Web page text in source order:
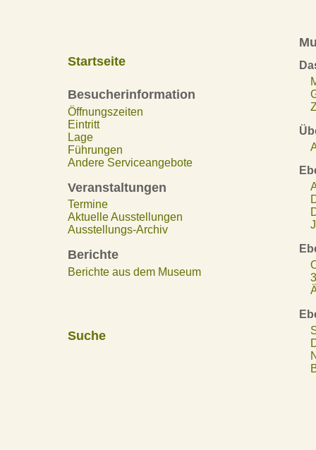
Startseite
Besucherinformation
Öffnungszeiten
Eintritt
Lage
Führungen
Andere Serviceangebote
Veranstaltungen
Termine
Aktuelle Ausstellungen
Ausstellungs-Archiv
Berichte
Berichte aus dem Museum
Suche